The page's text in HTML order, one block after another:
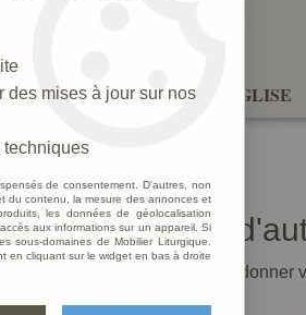
AMÉNAGEMENTS D'ÉGLISE
Chandelier
Soyez le premier à donner
des mises à jour sur nos
techniques
de consentement. D'autres, non
du contenu, la mesure des annonces et
les données de géolocalisation
aux informations sur un appareil. Si
sous-domaines de Mobilier Liturgique.
en cliquant sur le widget en bas à droite